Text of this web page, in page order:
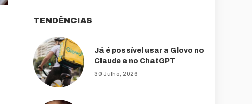
TENDÊNCIAS
Já é possível usar a Glovo no
Claude e no ChatGPT
30 Julho, 2026